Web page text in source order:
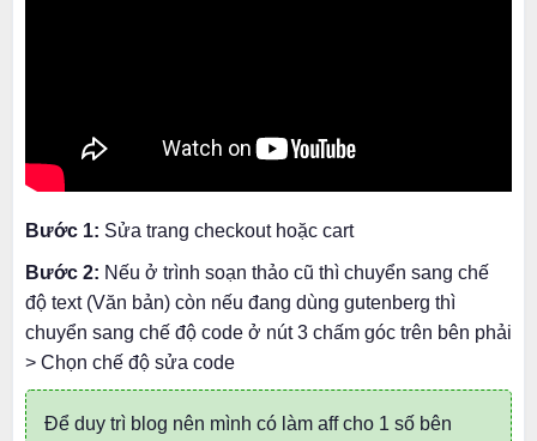
Bước 1: Sửa trang checkout hoặc cart
Bước 2: Nếu ở trình soạn thảo cũ thì chuyển sang chế
độ text (Văn bản) còn nếu đang dùng gutenberg thì
chuyển sang chế độ code ở nút 3 chấm góc trên bên phải
> Chọn chế độ sửa code
Để duy trì blog nên mình có làm aff cho 1 số bên